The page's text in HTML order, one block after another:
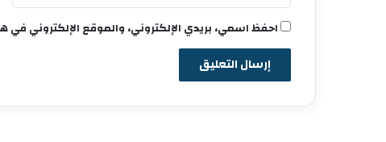
احفظ اسمي، بريدي الإلكتروني، والموقع الإلكتروني في